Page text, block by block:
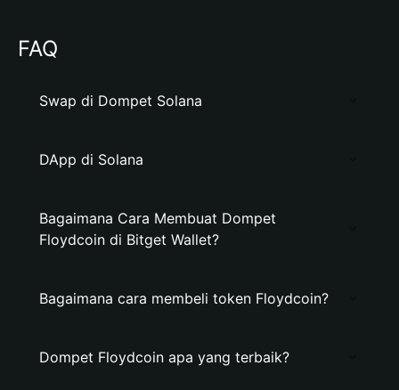
FAQ
Swap di Dompet Solana
DApp di Solana
Bagaimana Cara Membuat Dompet
Floydcoin di Bitget Wallet?
Bagaimana cara membeli token Floydcoin?
Dompet Floydcoin apa yang terbaik?